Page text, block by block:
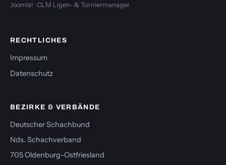
Joomla! · CLM Ligen- & Turniermanager
RECHTLICHES
Impressum
Datenschutz
BEZIRKE & VERBÄNDE
Deutscher Schachbund
Nds. Schachverband
705 Oldenburg-Ostfriesland